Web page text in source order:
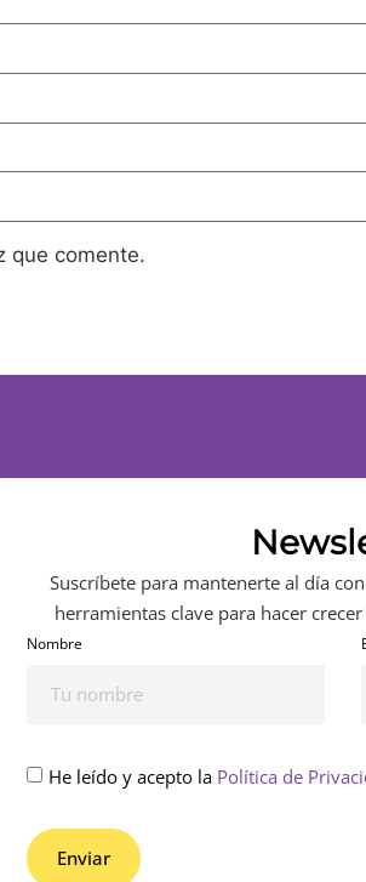
que comente.
Suscríbete para mantenerte al día
herramientas clave para hacer
Nombre
He leído y acepto la Política de
Enviar